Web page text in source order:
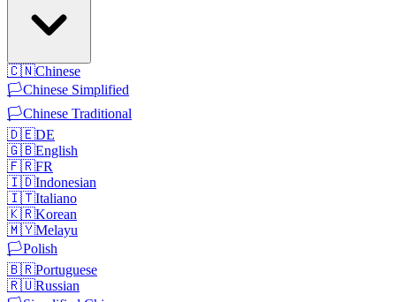
🇨🇳Chinese
🏳️Chinese Simplified
🏳️Chinese Traditional
🇩🇪DE
🇬🇧English
🇫🇷FR
🇮🇩Indonesian
🇮🇹Italiano
🇰🇷Korean
🇲🇾Melayu
🏳️Polish
🇧🇷Portuguese
🇷🇺Russian